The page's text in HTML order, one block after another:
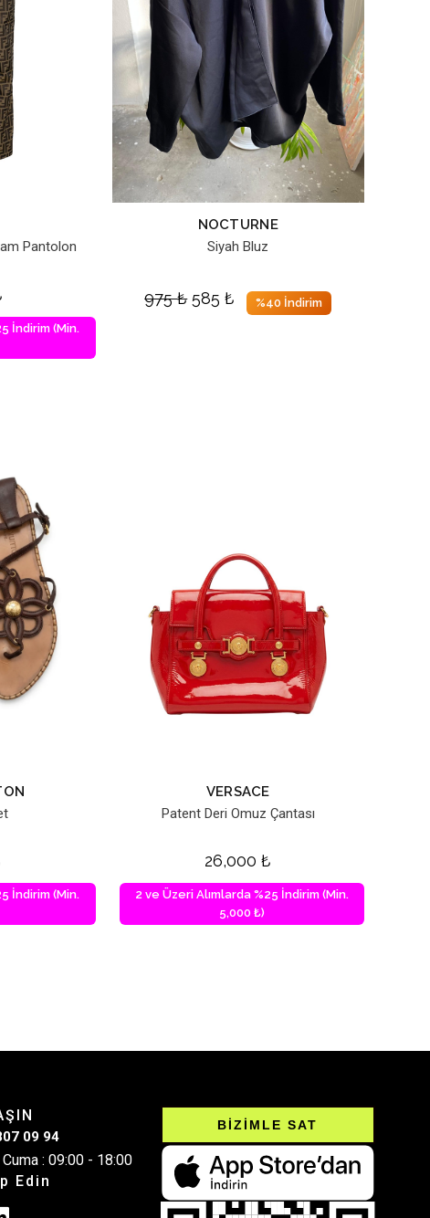
Pantolon
İndirim (Min.
NOCTURNE
Siyah Bluz
975₺ 585₺ %40 İndirim
İndirim (Min.
VERSACE
Patent Deri Omuz Çantası
26,000₺
2 ve Üzeri Alımlarda %25 İndirim (Min.
5,000 ₺)
09 94
: 09:00 - 18:00
Edin
BİZİMLE SAT